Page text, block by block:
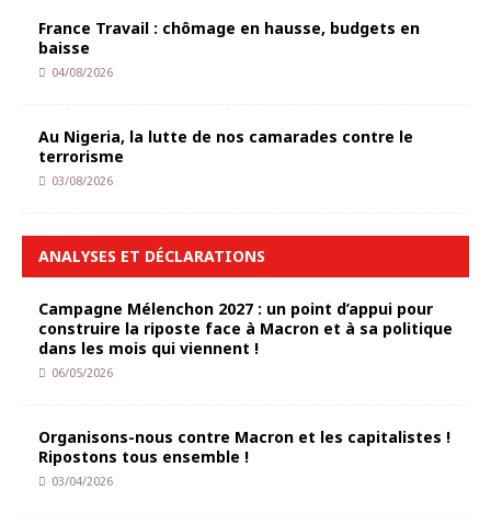
France Travail : chômage en hausse, budgets en
baisse
04/08/2026
Au Nigeria, la lutte de nos camarades contre le
terrorisme
03/08/2026
ANALYSES ET DÉCLARATIONS
Campagne Mélenchon 2027 : un point d’appui pour
construire la riposte face à Macron et à sa politique
dans les mois qui viennent !
06/05/2026
Organisons-nous contre Macron et les capitalistes !
Ripostons tous ensemble !
03/04/2026